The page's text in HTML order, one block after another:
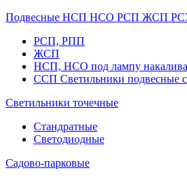
Подвесные НСП НСО РСП ЖСП
РСП, РПП
ЖСП
НСП, НСО под лампу
ССП Светильники подвесные
Светильники точечные
Стандратные
Светодиодные
Садово-парковые